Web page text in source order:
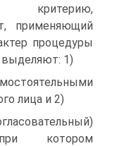
критерию,
применяющий
процедуры
выделяют: 1)
лица и 2)
котором